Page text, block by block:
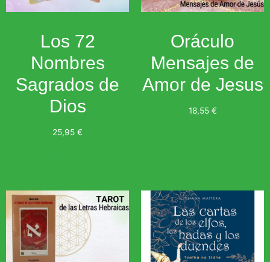
Los 72
Nombres
Sagrados de
Dios
25,95 €
Oráculo
Mensajes de
Amor de Jesus
18,55 €